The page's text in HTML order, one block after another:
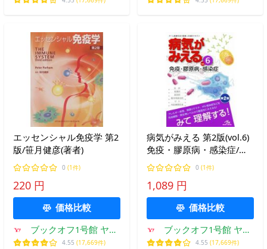
エッセンシャル免疫学 第2
版/笹月健彦(著者)
0 (1件)
220 円
価格比較
ブックオフ1号館 ヤフ
ーショッピング店
4.55 (17,669件)
病気がみえる 第2版(vol.6)
免疫・膠原病・感染症/医
療情報科学研究所
0 (1件)
1,089 円
価格比較
ブックオフ1号館 ヤフ
ーショッピング店
4.55 (17,669件)